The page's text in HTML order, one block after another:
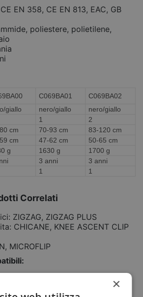
EN 358, CE EN 813, EAC, GB
poliestere, polietilene,
C069BA01
C069BA02
giallo nero/giallo
nero/giallo
1
2
cm 70-93 cm
83-120 cm
cm 47-62 cm
50-65 cm
g 1630 g
1700 g
3 anni
3 anni
1 1
Correlati
ZIGZAG, ZIGZAG PLUS
CHICANE, KNEE ASCENT CLIP
MICROFLIP
×